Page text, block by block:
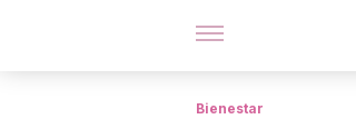
Bienestar